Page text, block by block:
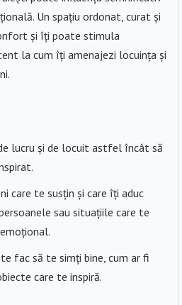
Un spațiu ordonat, curat și
și îți poate stimula
la cum îți amenajezi locuința și
lucru și de locuit astfel încât să
care te susțin și care îți aduc
sau situațiile care te
fac să te simți bine, cum ar fi
care te inspiră.